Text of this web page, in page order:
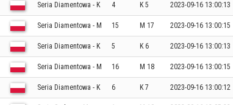
Seria Diamentowa - K 4 K 5 2023-09-16 13:00:13
Seria Diamentowa - M 15 M 17 2023-09-16 13:00:15
Seria Diamentowa - K 5 K 6 2023-09-16 13:00:13
Seria Diamentowa - M 16 M 18 2023-09-16 13:00:15
Seria Diamentowa - K 6 K 7 2023-09-16 13:00:12